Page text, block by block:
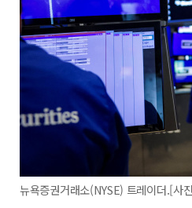
뉴욕증권거래소(NYSE) 트레이더.[사